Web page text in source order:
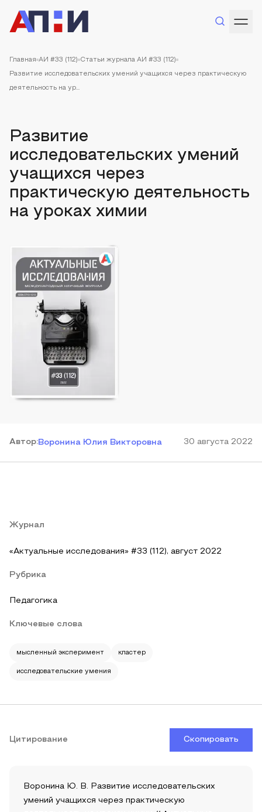
Главная АИ #33 (112) Статьи журнала АИ #33 (112)
Развитие исследовательских умений учащихся через практическую
деятельность на ур...
Развитие
исследовательских умений
учащихся через
практическую деятельность
на уроках химии
Автор:Воронина Юлия Викторовна 30 августа 2022
Журнал
«Актуальные исследования» #33 (112), август 2022
Рубрика
Педагогика
Ключевые слова
мысленный эксперимент кластер
исследовательские умения
Цитирование Скопировать
Воронина Ю. В. Развитие исследовательских
умений учащихся через практическую